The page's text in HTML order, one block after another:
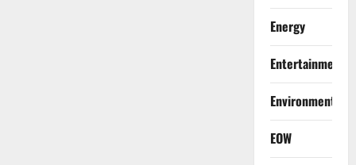
Energy
Entertainment
Environment
EOW